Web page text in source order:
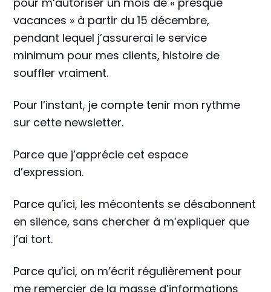
vacances » à partir du 15 décembre,
pendant lequel j’assurerai le service
minimum pour mes clients, histoire de
souffler vraiment.
Pour l’instant, je compte tenir mon rythme
sur cette newsletter.
Parce que j’apprécie cet espace
d’expression.
Parce qu’ici, les mécontents se désabonnent
en silence, sans chercher à m’expliquer que
j’ai tort.
Parce qu’ici, on m’écrit régulièrement pour
me remercier de la masse d’informations